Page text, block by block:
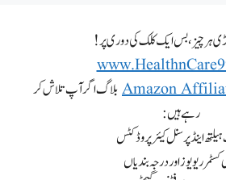
چیز، بس ایک کلک کی دوری پر!
Amazonبلاگ اگر آپ تلاش کر
رہے ہیں:
اینڈ پرسنل کیئر پروڈکٹس
کسٹمر ریویوز اور درجہ بندیاں